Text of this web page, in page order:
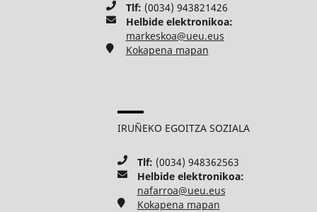
Tlf: (0034) 943821426
Helbide elektronikoa:
markeskoa@ueu.eus
Kokapena mapan
IRUÑEKO EGOITZA SOZIALA
Tlf: (0034) 948362563
Helbide elektronikoa:
nafarroa@ueu.eus
Kokapena mapan